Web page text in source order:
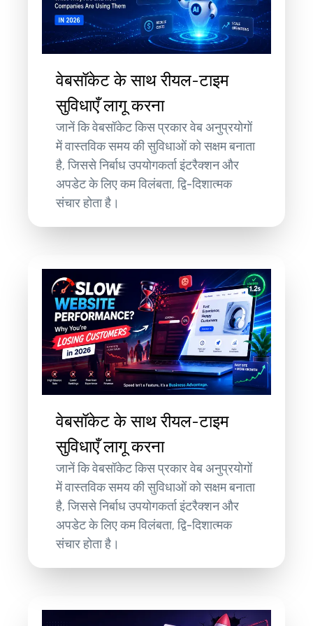
वेबसॉकेट के साथ रीयल-टाइम
सुविधाएँ लागू करना
जानें कि वेबसॉकेट किस प्रकार वेब अनुप्रयोगों
में वास्तविक समय की सुविधाओं को सक्षम बनाता
है, जिससे निर्बाध उपयोगकर्ता इंटरैक्शन और
अपडेट के लिए कम विलंबता, द्वि-दिशात्मक
संचार होता है।
वेबसॉकेट के साथ रीयल-टाइम
सुविधाएँ लागू करना
जानें कि वेबसॉकेट किस प्रकार वेब अनुप्रयोगों
में वास्तविक समय की सुविधाओं को सक्षम बनाता
है, जिससे निर्बाध उपयोगकर्ता इंटरैक्शन और
अपडेट के लिए कम विलंबता, द्वि-दिशात्मक
संचार होता है।